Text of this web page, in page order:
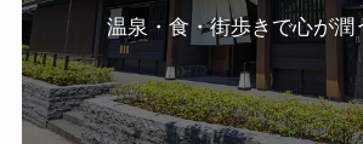
温泉・食・街歩きで心が潤